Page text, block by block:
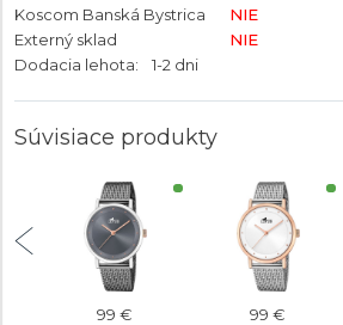
Koscom Banská Bystrica
NIE
Externý sklad
NIE
Dodacia lehota:
1-2 dni
Súvisiace produkty
99 € 99 €